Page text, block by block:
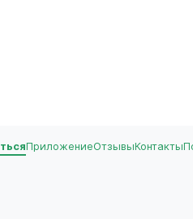
ПриложениеОтзывыКонтакты